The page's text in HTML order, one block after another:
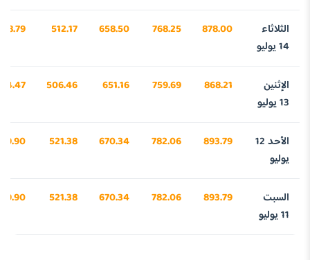
الثلاثاء
14 يوليو
878.00
768.25
658.50
512.17
الإثنين
13 يوليو
868.21
759.69
651.16
506.46
الأحد 12
يوليو
893.79
782.06
670.34
521.38
السبت
11 يوليو
893.79
782.06
670.34
521.38